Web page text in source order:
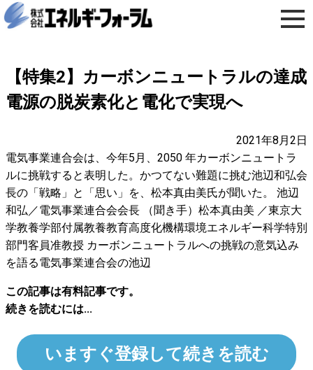
【特集2】カーボンニュートラルの達成
電源の脱炭素化と電化で実現へ
2021年8月2日
電気事業連合会は、今年5月、2050 年カーボンニュートラ
ルに挑戦すると表明した。かつてない難題に挑む池辺和弘会
長の「戦略」と「思い」を、松本真由美氏が聞いた。 池辺
和弘／電気事業連合会会長 （聞き手）松本真由美 ／東京大
学教養学部付属教養教育高度化機構環境エネルギー科学特別
部門客員准教授 カーボンニュートラルへの挑戦の意気込み
を語る電気事業連合会の池辺
この記事は有料記事です。
続きを読むには...
いますぐ登録して続きを読む